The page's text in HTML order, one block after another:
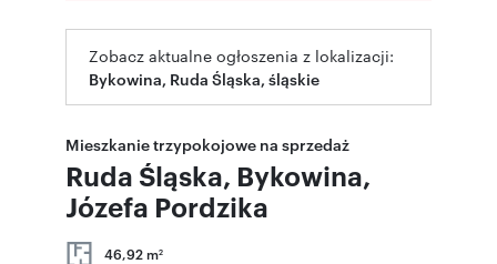
Zobacz aktualne ogłoszenia z lokalizacji:
Bykowina, Ruda Śląska, śląskie
Mieszkanie trzypokojowe na sprzedaż
Ruda Śląska, Bykowina,
Józefa Pordzika
46,92 m2